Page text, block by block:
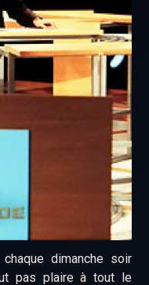
dimanche soir
pas plaire à tout le